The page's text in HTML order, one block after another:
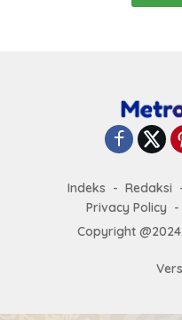
Indeks Redaksi
Privacy Policy
Copyright